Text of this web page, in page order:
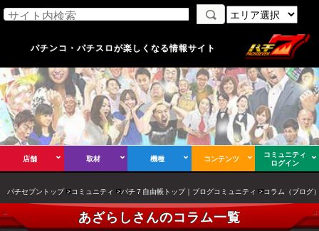
パチンコ・パチスロが楽しくなる情報サイト
店舗 取材 機種 コンテンツ
コミュニティ
ログイン
パチセブントップ コミュニティ パチ７自由帳トップ｜ブログコミュニティ コラム（ブログ
あざらしさんのコラム一覧